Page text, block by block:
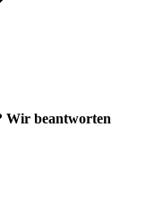
Wir beantworten